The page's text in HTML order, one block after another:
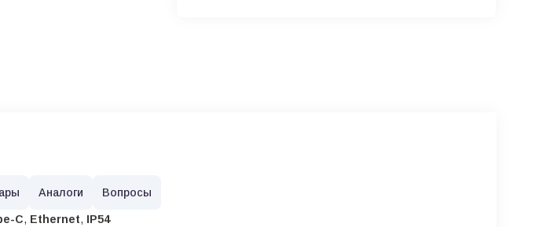
Аналоги Вопросы
C, Ethernet, IP54